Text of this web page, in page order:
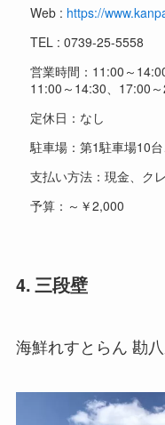
Web : https://
TEL : 0739-25-5558
営業時間：11:00～
11:00～14:30、17:00
定休日：なし
駐車場：第1駐車場10
支払い方法：現金、ク
予算：～￥2,000
4. 三段壁
海鮮れすとらん 勘